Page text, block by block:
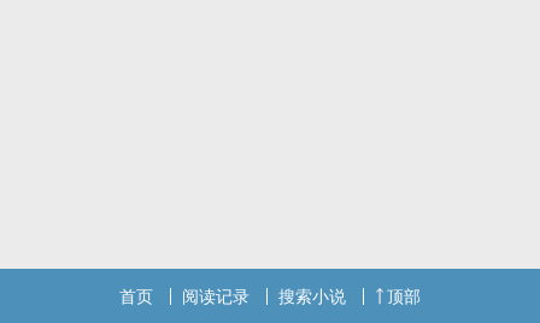
首页 阅读记录 搜索小说 顶部